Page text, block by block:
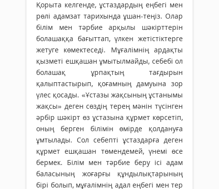
Қорыта келгенде, ұстаздардың еңбегі мен
рөлі адамзат тарихында ұшан-теңіз. Олар
білім мен тәрбие арқылы шәкірттерін
болашаққа бағыттап, үлкен жетістіктерге
жетуге көмектеседі. Мұғалімнің ардақты
қызметі ешқашан ұмытылмайды, себебі ол
болашақ ұрпақтың тағдырын
қалыптастырып, қоғамның дамуына зор
үлес қосады. «Ұстазы жақсының ұстанымы
жақсы» деген сөздің терең мәнін түсінген
әрбір шәкірт өз ұстазына құрмет көрсетіп,
оның берген білімін өмірде қолдануға
ұмтылады. Сол себепті ұстаздарға деген
құрмет ешқашан төмендемей, үнемі өсе
бермек. Білім мен тәрбие беру ісі адам
баласының жоғарғы құндылықтарының
бірі болып, мұғалімнің адал еңбегі мен тер